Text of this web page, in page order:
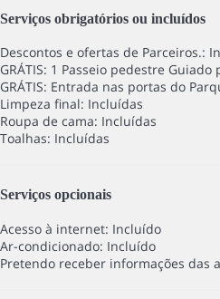
Serviços obrigatórios ou incluídos
Descontos e ofertas de Parceiros.:
GRÁTIS: 1 Passeio pedestre
GRÁTIS: Entrada nas portas do
Limpeza final: Incluídas
Roupa de cama: Incluídas
Toalhas: Incluídas
Serviços opcionais
Acesso à internet: Incluído
Ar-condicionado: Incluído
Pretendo receber informações das